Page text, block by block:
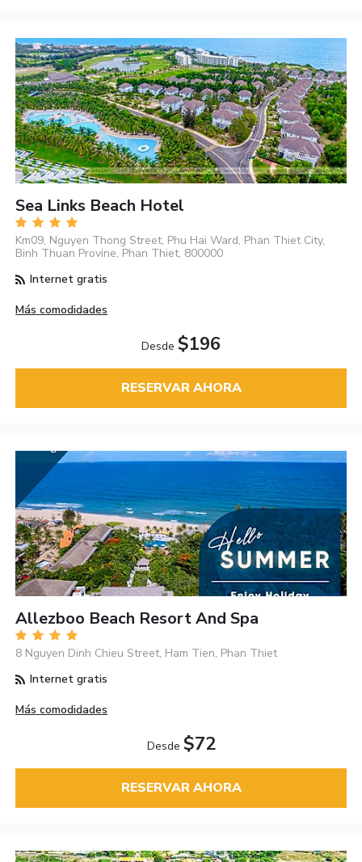
Sea Links Beach Hotel
Km09, Nguyen Thong Street, Phu Hai Ward, Phan Thiet City,
Binh Thuan Provine, Phan Thiet, 800000
Internet gratis
Más comodidades
Desde $196
RESERVAR AHORA
Allezboo Beach Resort And Spa
8 Nguyen Dinh Chieu Street, Ham Tien, Phan Thiet
Internet gratis
Más comodidades
Desde $72
RESERVAR AHORA